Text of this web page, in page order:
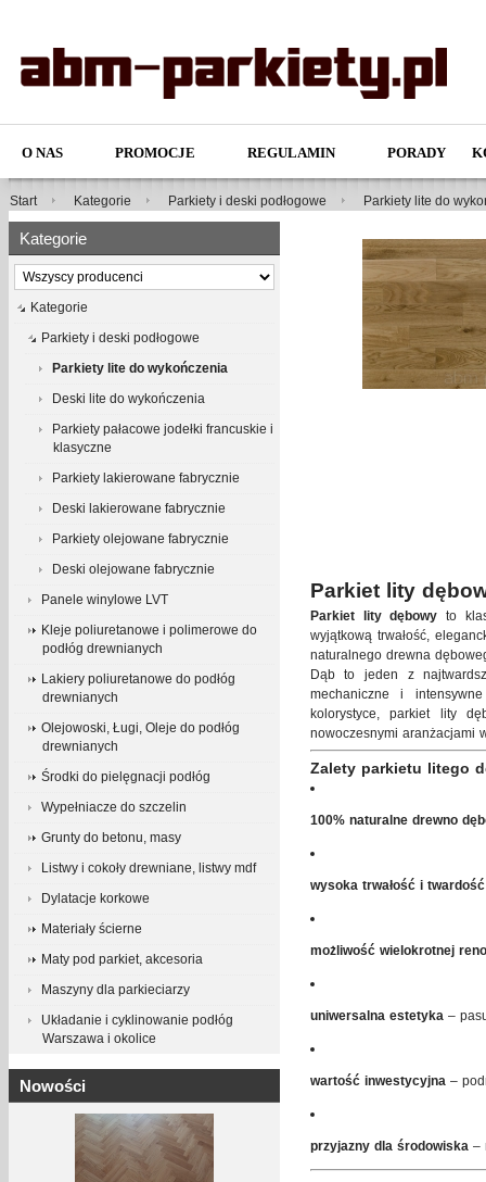
O NAS PROMOCJE REGULAMIN PORADY
Start Kategorie Parkiety i deski podłogowe Parkiety lite do
Kategorie
Kategorie
Parkiety i deski podłogowe
Parkiety lite do wykończenia
Deski lite do wykończenia
Parkiety pałacowe jodełki francuskie i
klasyczne
Parkiety lakierowane fabrycznie
Deski lakierowane fabrycznie
Parkiety olejowane fabrycznie
Deski olejowane fabrycznie
Panele winylowe LVT
Kleje poliuretanowe i polimerowe do
podłóg drewnianych
Lakiery poliuretanowe do podłóg
drewnianych
Olejowoski, Ługi, Oleje do podłóg
drewnianych
Środki do pielęgnacji podłóg
Wypełniacze do szczelin
Grunty do betonu, masy
Listwy i cokoły drewniane, listwy mdf
Dylatacje korkowe
Materiały ścierne
Maty pod parkiet, akcesoria
Maszyny dla parkieciarzy
Układanie i cyklinowanie podłóg
Warszawa i okolice
Nowości
Parkiet lity
Parkiet lity dębowy to
wyjątkową trwałość,
naturalnego drewna
Dąb to jeden z
mechaniczne i
kolorystyce, parkiet lity
nowoczesnymi aranżacjami
Zalety parkietu litego
100% naturalne drewno
wysoka trwałość i twardość
możliwość wielokrotnej
uniwersalna estetyka–
wartość inwestycyjna–
przyjazny dla środowiska–